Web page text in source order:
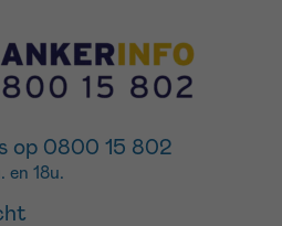
op 0800 15 802
en 18u.